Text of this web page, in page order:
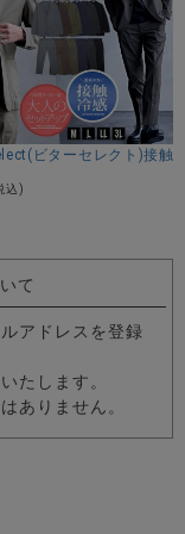
/全4色
ビターセレクト)接触
込)
て
アドレスを登録
たします。
ありません。